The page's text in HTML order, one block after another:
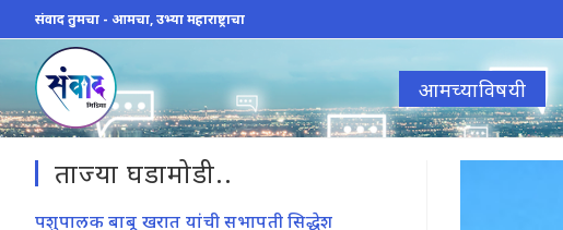
to
content
संवाद तुमचा - आमचा, उभ्या महाराष्ट्राचा
आमच्याविषयी
ताज्या घडामोडी..
पशुपालक बाबू खरात यांची सभापती सिद्धेश